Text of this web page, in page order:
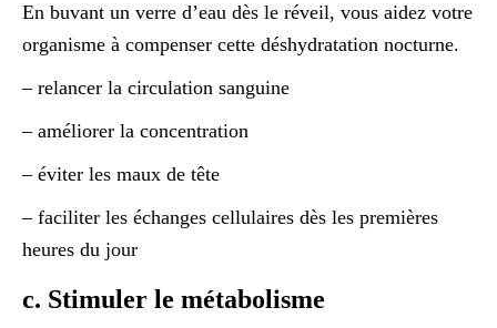
En buvant un verre d’eau dès le réveil, vous aidez votre
organisme à compenser cette déshydratation nocturne.
– relancer la circulation sanguine
– améliorer la concentration
– éviter les maux de tête
– faciliter les échanges cellulaires dès les premières
heures du jour
c. Stimuler le métabolisme